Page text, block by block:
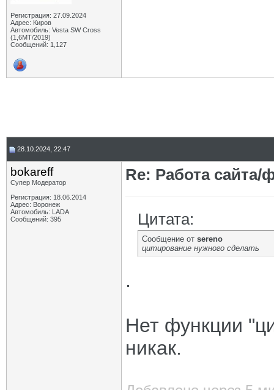
Регистрация: 27.09.2024
Адрес: Киров
Автомобиль: Vesta SW Cross
(1,6МТ/2019)
Сообщений: 1,127
28.10.2024, 22:47
bokareff
Супер Модератор
Регистрация: 18.06.2014
Адрес: Воронеж
Автомобиль: LADA
Сообщений: 395
Re: Работа сайта/
Цитата:
Сообщение от sereno
цитирование нужного сделать
.
Нет функции
никак.